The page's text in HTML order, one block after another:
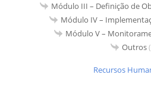
Módulo III – Definição de
Módulo IV –
Módulo V –
Outros
Recursos